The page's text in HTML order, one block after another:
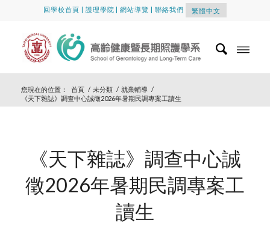
回學校首頁 | 護理學院 |網站導覽 |聯絡我們 繁體中文
您現在的位置： 首頁 / 未分類 / 就業輔導 /
《天下雜誌》調查中心誠徵2026年暑期民調專案工讀生
《天下雜誌》調查中心誠
徵2026年暑期民調專案工
讀生